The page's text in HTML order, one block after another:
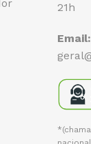
21h
Email: